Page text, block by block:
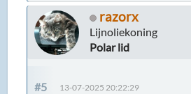
razorx
Lijnoliekoning
Polar lid
#5 13-07-2025 20:22:29